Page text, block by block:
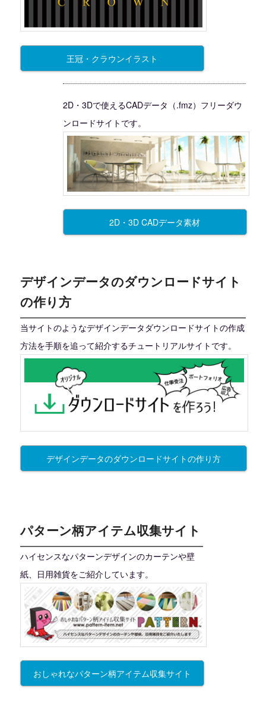
王冠・クラウンイラスト
2D・3Dで使えるCADデータ（.fmz）フリーダウ
ンロードサイトです。
2D・3D CADデータ素材
デザインデータのダウンロードサイト
の作り方
当サイトのようなデザインデータダウンロードサイトの作成
方法を手順を追って紹介するチュートリアルサイトです。
デザインデータのダウンロードサイトの作り方
パターン柄アイテム収集サイト
ハイセンスなパターンデザインのカーテンや壁
紙、日用雑貨をご紹介しています。
おしゃれなパターン柄アイテム収集サイト